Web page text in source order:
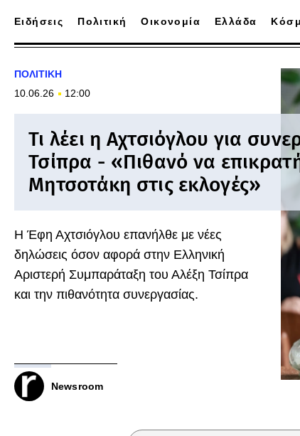
Ειδήσεις Πολιτική Οικονομία Ελλάδα
ΠΟΛΙΤΙΚΗ
10.06.26
12:00
Τι λέει η Αχτσιόγλου για
Τσίπρα - «Πιθανό να
Μητσοτάκη στις εκλογές»
Η Έφη Αχτσιόγλου επανήλθε με νέες
δηλώσεις όσον αφορά στην Ελληνική
Αριστερή Συμπαράταξη του Αλέξη Τσίπρα
και την πιθανότητα συνεργασίας.
Newsroom